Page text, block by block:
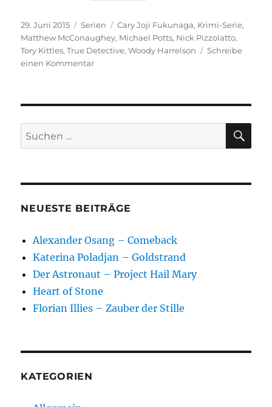
Veröffentlicht
am
29. Juni 2015 Kategorien
Serien Schlagwörter
Cary Joji Fukunaga, Krimi-Serie,
Matthew McConaughey, Michael Potts, Nick Pizzolatto,
Tory Kittles,True Detective,Woody Harrelson
Schreibe
einen Kommentarzu
1
Suchen
nach:
NEUESTE BEITRÄGE
Alexander Osang – Comeback
Katerina Poladjan – Goldstrand
Der Astronaut – Project Hail Mary
Heart of Stone
Florian Illies – Zauber der Stille
KATEGORIEN